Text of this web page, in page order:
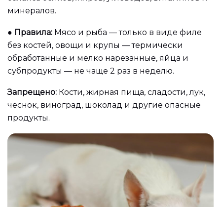
минералов.
● Правила: Мясо и рыба — только в виде филе
без костей, овощи и крупы — термически
обработанные и мелко нарезанные, яйца и
субпродукты — не чаще 2 раз в неделю.
Запрещено: Кости, жирная пища, сладости, лук,
чеснок, виноград, шоколад и другие опасные
продукты.